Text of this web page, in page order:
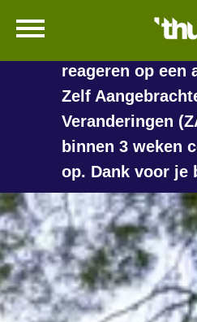
Naar hoofdinhoud
Naar hoofdnavigatiemenu
Naar zoeken
Naar
Ga naar Hoofd
langer duren
reageren op een
Zelf
Veranderingen
binnen 3 weken
op. Dank voor je